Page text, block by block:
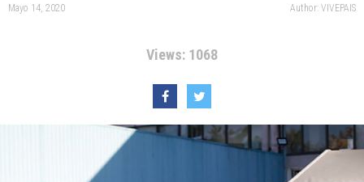
Mayo 14, 2020 Author: VIVEPAIS
Views: 1068